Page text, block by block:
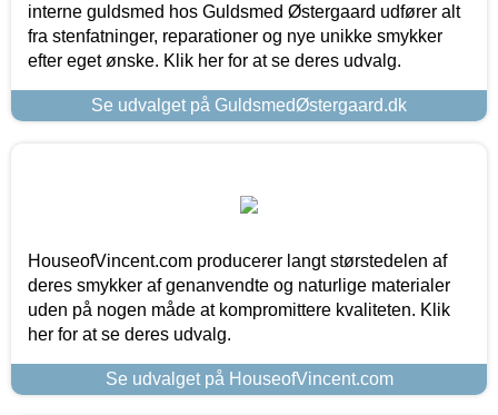
interne guldsmed hos Guldsmed Østergaard udfører alt
fra stenfatninger, reparationer og nye unikke smykker
efter eget ønske. Klik her for at se deres udvalg.
Se udvalget på GuldsmedØstergaard.dk
HouseofVincent.com producerer langt størstedelen af
deres smykker af genanvendte og naturlige materialer
uden på nogen måde at kompromittere kvaliteten. Klik
her for at se deres udvalg.
Se udvalget på HouseofVincent.com